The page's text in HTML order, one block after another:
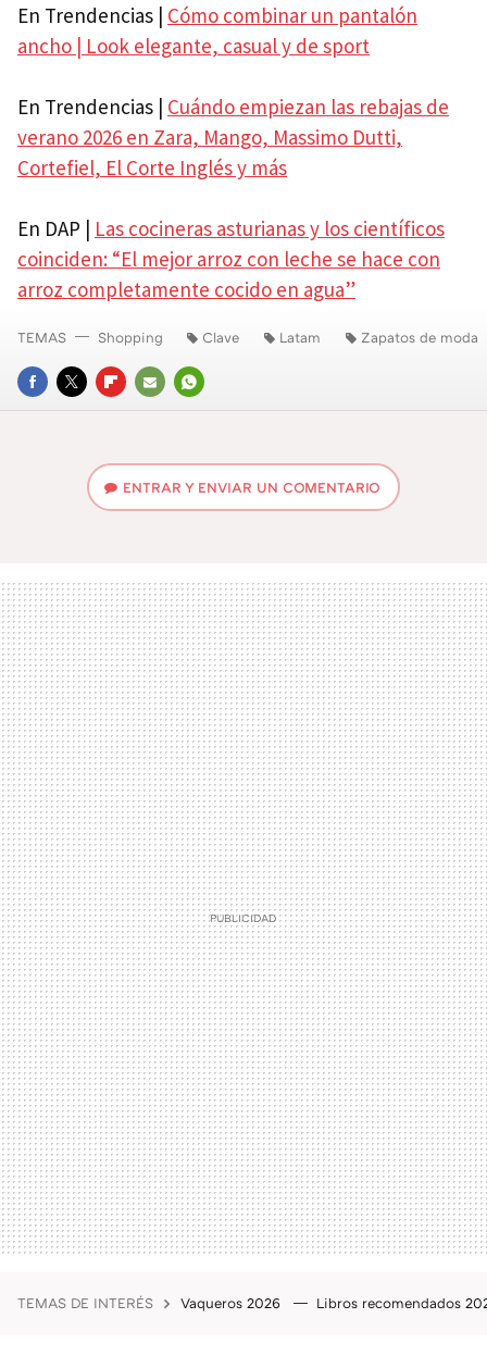
En Trendencias | Cómo combinar un pantalón
ancho | Look elegante, casual y de sport
En Trendencias | Cuándo empiezan las rebajas de
verano 2026 en Zara, Mango, Massimo Dutti,
Cortefiel, El Corte Inglés y más
En DAP | Las cocineras asturianas y los científicos
coinciden: “El mejor arroz con leche se hace con
arroz completamente cocido en agua”
FACEBOOK
TWITTERFLIPBOARD
E-
WHATSAPP
TEMAS Shopping Clave Latam Zapatos de moda
ENTRAR Y ENVIAR UN COMENTARIO
TEMAS DE INTERÉS Vaqueros 2026 Libros recomendados